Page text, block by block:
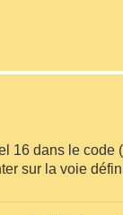
16 dans le
sur la voie